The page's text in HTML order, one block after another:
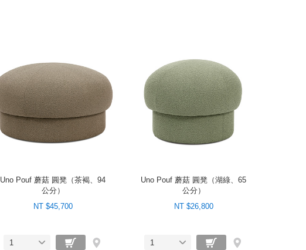
Uno Pouf 蘑菇 圓凳（茶褐、94
公分）
NT $45,700
1
Uno Pouf 蘑菇 圓凳（湖綠、65
公分）
NT $26,800
1